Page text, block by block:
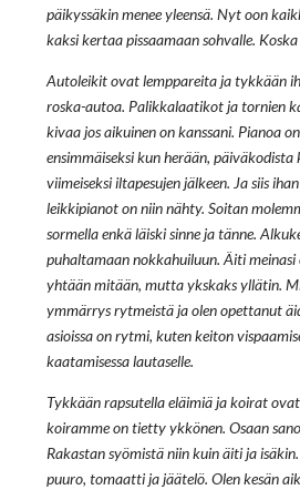
päikyssäkin menee yleensä. Nyt oon
kaksi kertaa pissaamaan sohvalle.
Autoleikit ovat lemppareita ja tykkään
roska-autoa. Palikkalaatikot ja tornien
kivaa jos aikuinen on kanssani. Pianoa
ensimmäiseksi kun herään,
viimeiseksi iltapesujen jälkeen. Ja siis
leikkipianot on niin nähty. Soitan
sormella enkä läiski sinne ja tänne.
puhaltamaan nokkahuiluun. Äiti
yhtään mitään, mutta ykskaks yllätin.
ymmärrys rytmeistä ja olen opettanut
asioissa on rytmi, kuten keiton
kaatamisessa lautaselle.
Tykkään rapsutella eläimiä ja koirat
koiramme on tietty ykkönen. Osaan
Rakastan syömistä niin kuin äiti ja
puuro, tomaatti ja jäätelö. Olen kesän